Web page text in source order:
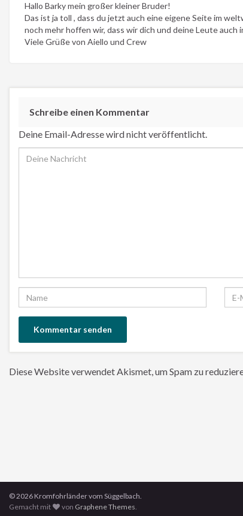
Hallo Barky mein großer kleiner Bruder!
Das ist ja toll , dass du jetzt auch eine eigene Seite im
noch mehr hoffen wir, dass wir dich und deine Leute
Viele Grüße von Aiello und Crew
Schreibe einen Kommentar
Deine Email-Adresse wird nicht veröffentlicht.
Diese Website verwendet Akismet, um Spam zu
© 2026 Kromfohrländer vom Süggelbach.
Gemacht mit
von Graphene Themes